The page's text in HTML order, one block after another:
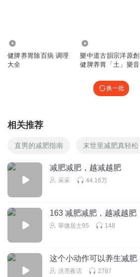
健脾养胃除百病 调理
大全
樂中道古韻宗洋原創
健脾养胃「土」樂音
换一批
相关推荐
直男的减肥指南 末世里减肥真轻松
减肥减肥，越减越肥
采采 44.16万
163 减肥减肥，越减越肥
翠微居士95 148
这个小动作可以养生减肥
洪亮夜话 2787